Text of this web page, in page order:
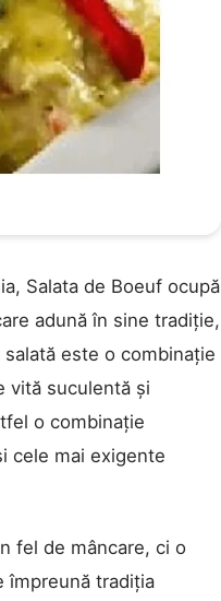
Salata de Boeuf ocupă
adună în sine tradiție,
este o combinație
vită suculentă și
o combinație
cele mai exigente
fel de mâncare, ci o
împreună tradiția